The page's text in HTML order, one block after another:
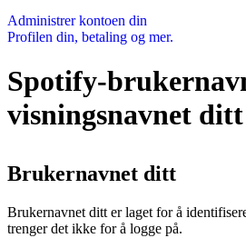
Administrer kontoen din
Profilen din, betaling og mer.
Spotify-
visningsnavnet ditt
Brukernavnet ditt
Brukernavnet ditt er laget for å
trenger det ikke for å logge på.